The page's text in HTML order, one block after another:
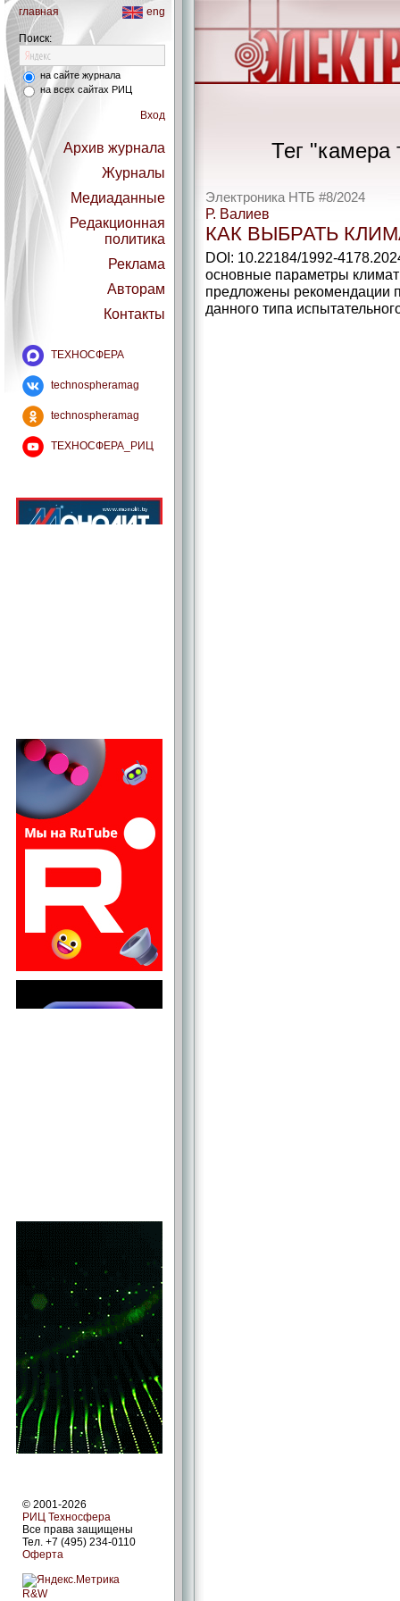
главная eng
Поиск:
на сайте журнала
на всех сайтах РИЦ
Вход
Архив журнала
Журналы
Медиаданные
Редакционная
политика
Реклама
Авторам
Контакты
ТЕХНОСФЕРА
technospheramag
technospheramag
ТЕХНОСФЕРА_РИЦ
© 2001-2026
РИЦ Техносфера
Все права защищены
Тел. +7 (495) 234-0110
Оферта
R&W
Тег "камера
Электроника НТБ #8/2024
Р. Валиев
КАК ВЫБРАТЬ
DOI: 10.22184/1992-
основные параметры
предложены рекомендации
данного типа